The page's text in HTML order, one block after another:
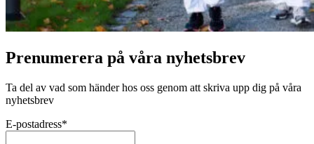
Prenumerera på våra nyhetsbrev
Ta del av vad som händer hos oss genom att skriva upp dig på våra
nyhetsbrev
E-postadress*